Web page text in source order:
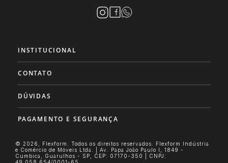
INSTITUCIONAL
CONTATO
DÚVIDAS
PAGAMENTO E SEGURANÇA
© 2026, Flexform. Todos os direitos reservados. Flexform Indústria
e Comércio de Móveis Ltda. | Av. Papa João Paulo I, 1849 -
Cumbica, Guarulhos - SP, CEP: 07170-350 | CNPJ: